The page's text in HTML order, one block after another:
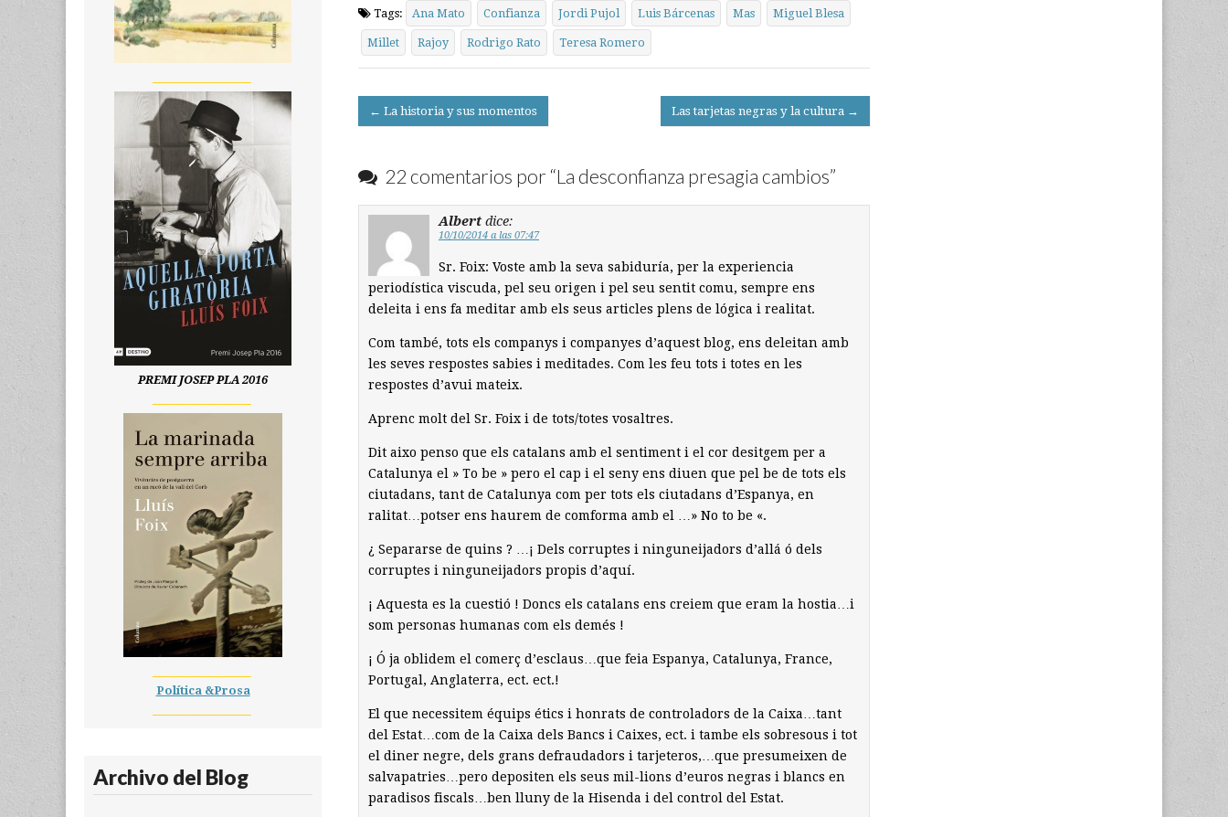
Tags: Ana Mato Confianza Jordi Pujol Luis Bárcenas Mas Miguel Blesa
Millet Rajoy Rodrigo Rato Teresa Romero
Post
navigation
← La historia y sus momentos Las tarjetas negras y la cultura →
22 comentarios por “La desconfianza presagia cambios”
Albert dice:
10/10/2014 a las 07:47
Sr. Foix: Voste amb la seva sabiduría, per la experiencia
periodística viscuda, pel seu origen i pel seu sentit comu, sempre ens
deleita i ens fa meditar amb els seus articles plens de lógica i realitat.
Com també, tots els companys i companyes d’aquest blog, ens deleitan amb
les seves respostes sabies i meditades. Com les feu tots i totes en les
respostes d’avui mateix.
Aprenc molt del Sr. Foix i de tots/totes vosaltres.
Dit aixo penso que els catalans amb el sentiment i el cor desitgem per a
Catalunya el » To be » pero el cap i el seny ens diuen que pel be de tots els
ciutadans, tant de Catalunya com per tots els ciutadans d’Espanya, en
ralitat…potser ens haurem de comforma amb el …» No to be «.
¿ Separarse de quins ? …¡ Dels corruptes i ninguneijadors d’allá ó dels
corruptes i ninguneijadors propis d’aquí.
¡ Aquesta es la cuestió ! Doncs els catalans ens creiem que eram la hostia…i
som personas humanas com els demés !
¡ Ó ja oblidem el comerç d’esclaus…que feia Espanya, Catalunya, France,
Portugal, Anglaterra, ect. ect.!
El que necessitem équips étics i honrats de controladors de la Caixa…tant
del Estat…com de la Caixa dels Bancs i Caixes, ect. i tambe els sobresous i tot
el diner negre, dels grans defraudadors i tarjeteros,…que presumeixen de
salvapatries…pero depositen els seus mil-lions d’euros negras i blancs en
paradisos fiscals…ben lluny de la Hisenda i del control del Estat.
PREMI JOSEP PLA 2016
Política &Prosa
Archivo del Blog